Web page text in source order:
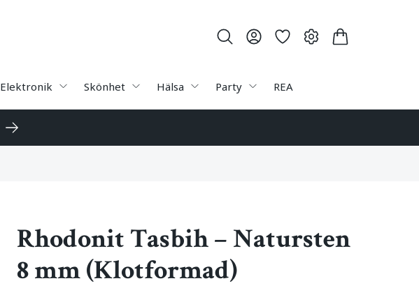
Elektronik Skönhet Hälsa Party REA
Rhodonit Tasbih – Natursten
8 mm (Klotformad)